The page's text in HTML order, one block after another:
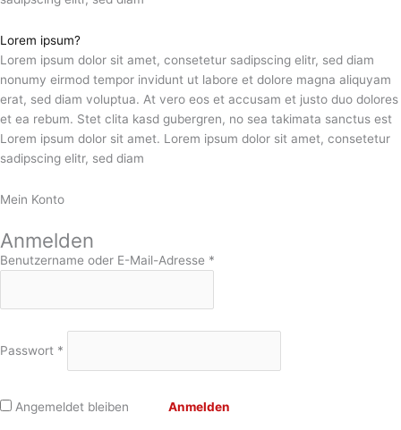
Lorem ipsum?
Lorem ipsum dolor sit amet, consetetur sadipscing elitr, sed diam
nonumy eirmod tempor invidunt ut labore et dolore magna aliquyam
erat, sed diam voluptua. At vero eos et accusam et justo duo dolores
et ea rebum. Stet clita kasd gubergren, no sea takimata sanctus est
Lorem ipsum dolor sit amet. Lorem ipsum dolor sit amet, consetetur
sadipscing elitr, sed diam
Mein Konto
Anmelden
Benutzername oder E-Mail-Adresse *
Passwort *
Angemeldet bleiben Anmelden